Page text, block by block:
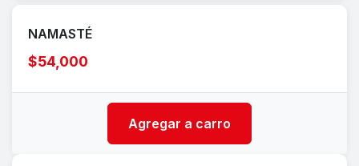
NAMASTÉ
$54,000
Agregar a carro